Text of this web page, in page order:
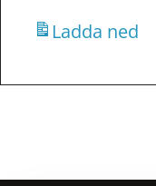
Ladda ned